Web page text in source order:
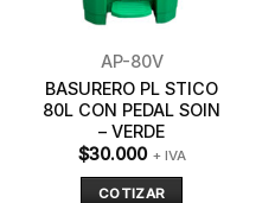
AP-80V
BASURERO PL STICO
80L CON PEDAL SOIN
– VERDE
$30.000 + IVA
COTIZAR